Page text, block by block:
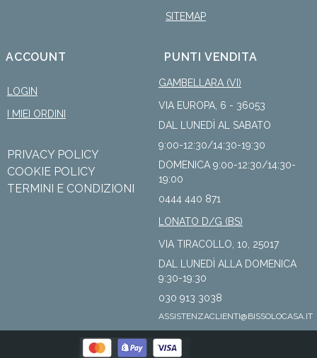
SITEMAP
ACCOUNT
LOGIN
I MIEI ORDINI
PRIVACY POLICY
COOKIE POLICY
TERMINI E CONDIZIONI
PUNTI VENDITA
GAMBELLARA (VI)
VIA EUROPA, 6 - 36053
DAL LUNEDÌ AL SABATO
9:00-12:30/14:30-19:30
DOMENICA 9:00-12:30/14:30-
19:00
0444 440 871
LONATO D/G (BS)
VIA TIRACOLLO, 10, 25017
DAL LUNEDÌ ALLA DOMENICA
9:30-19:30
030 913 3038
ASSISTENZACLIENTI@BISSOLOCASA.IT